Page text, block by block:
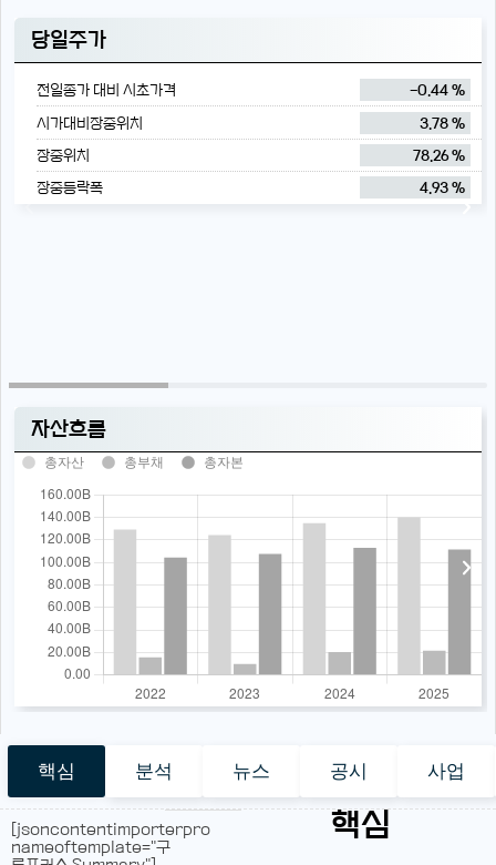
당일주가
전일종가 대비 시초가격
-0.44 %
시가대비장중위치
3.78 %
장중위치
78.26 %
장중등락폭
4.93 %
자산흐름
총자산 총부채 총자본
핵심 분석 뉴스 공시 사업
핵심
[jsoncontentimporterpro
nameoftemplate="구